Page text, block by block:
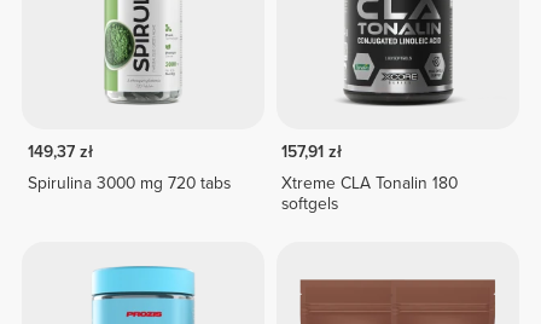
149,37 zł
Spirulina 3000 mg 720 tabs
157,91 zł
Xtreme CLA Tonalin 180
softgels